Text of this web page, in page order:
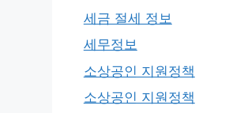
세금 절세 정보
세무정보
소상공인 지원정책
소상공인 지원정책